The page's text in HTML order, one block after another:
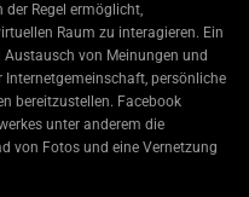
der Regel ermöglicht,
Raum zu interagieren. Ein
von Meinungen und
Internetgemeinschaft, persönliche
bereitzustellen. Facebook
unter anderem die
von Fotos und eine Vernetzung